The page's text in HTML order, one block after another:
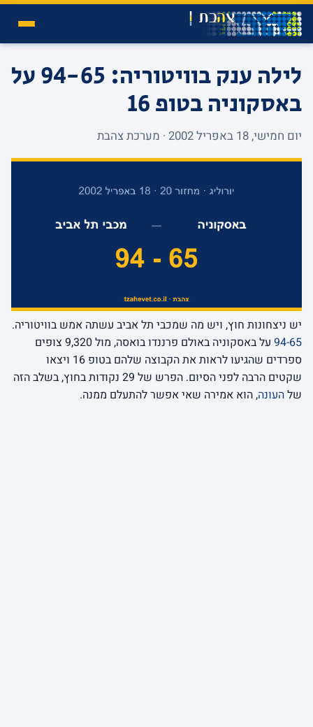
לילה ענק בוויטוריה: 94-65 על
באסקוניה בטופ 16
יום חמישי, 18 באפריל 2002 · מערכת צהבת
יש ניצחונות חוץ, ויש מה שמכבי תל אביב עשתה אמש בוויטוריה.
94-65
על באסקוניה באולם פרננדו בואסה, מול 9,320 צופים
ספרדים שהגיעו לראות את הקבוצה שלהם בטופ 16 ויצאו
שקטים הרבה לפני הסיום. הפרש של 29 נקודות בחוץ, בשלב הזה
שלהעונה, הוא אמירה שאי אפשר להתעלם ממנה.